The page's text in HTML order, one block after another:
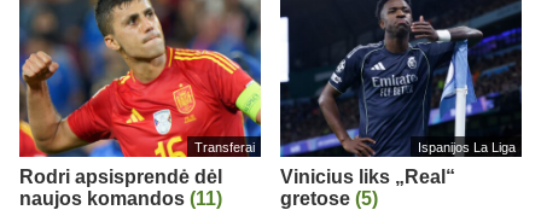
Transferai
Rodri apsisprendė dėl
naujos komandos (11)
Ispanijos La Liga
Vinicius liks „Real“
gretose (5)